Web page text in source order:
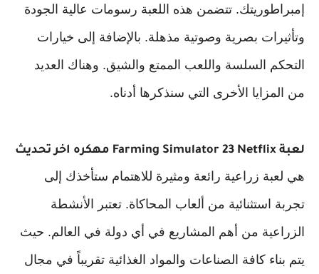
إمبراطوريتك. تتضمن هذه اللعبة رسومات عالية الجودة
وتأثيرات بصرية وصوتية مذهلة. بالإضافة إلى خيارات
التحكم السلسة واللعب الممتع والشيق. وهناك العديد
من المزايا الأخرى التي سنذكرها أدناه.
لعبة Farming Simulator 23 Netflix مهكره اخر تحديث
هي لعبة زراعية رائعة ومثيرة للاهتمام ستأخذك إلى
تجربة استثنائية من ألعاب المحاكاة. تعتبر الأنشطة
الزراعية من أهم المشاريع في أي دولة في العالم. حيث
يتم بناء كافة الصناعات والمواد الغذائية تقريباً في مجال